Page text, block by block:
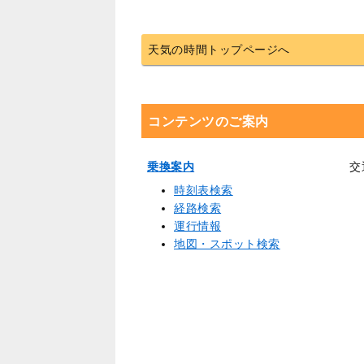
天気の時間トップページへ
コンテンツのご案内
乗換案内
時刻表検索
経路検索
運行情報
地図・スポット検索
交